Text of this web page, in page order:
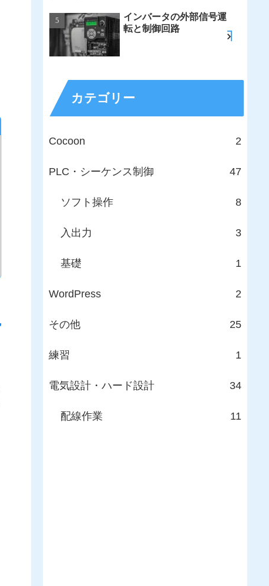
インバータの外部信号運
転と制御回路
カテゴリー
Cocoon 2
PLC・シーケンス制御 47
ソフト操作 8
入出力 3
基礎 1
WordPress 2
その他 25
練習 1
電気設計・ハード設計 34
配線作業 11